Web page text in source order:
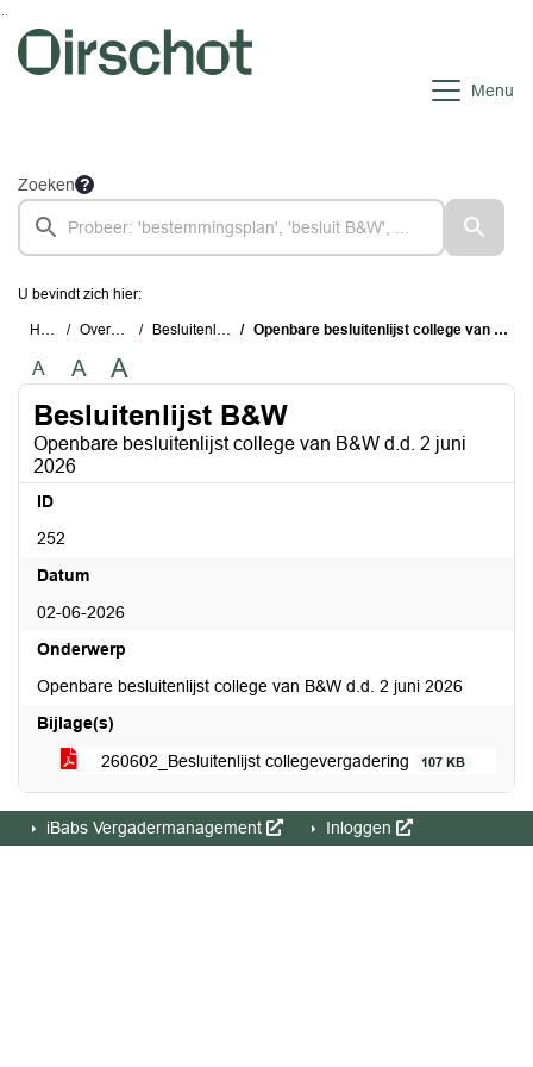
Ga naar de inhoud van deze pagina
Ga naar het zoeken
Ga naar het menu
Menu
Zoeken
U bevindt zich hier:
Home Overzichten Besluitenlijst B&W Openbare besluitenlijst college van B&W d.d. 2 juni 2026
A A A
Besluitenlijst B&W
Openbare besluitenlijst college van B&W d.d. 2 juni
2026
ID
252
Datum
02-06-2026
Onderwerp
Openbare besluitenlijst college van B&W d.d. 2 juni 2026
Bijlage(s)
260602_Besluitenlijst collegevergadering
107 KB
iBabs Vergadermanagement Inloggen